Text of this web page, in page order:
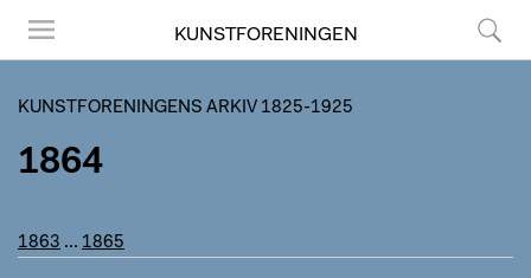
KUNSTFORENINGEN
KUNSTFORENINGENS ARKIV 1825-1925
1864
1863 ... 1865